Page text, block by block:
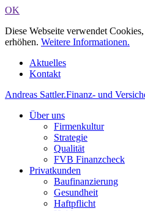
OK
Diese Webseite verwendet
erhöhen. Weitere Informationen.
Aktuelles
Kontakt
Andreas Sattler.Finanz- und
Über uns
Firmenkultur
Strategie
Qualität
FVB Finanzcheck
Privatkunden
Baufinanzierung
Gesundheit
Haftpflicht